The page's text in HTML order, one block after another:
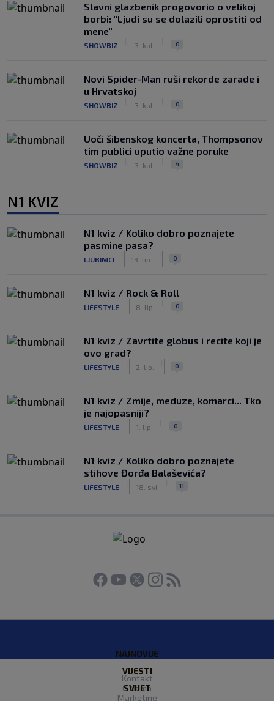
Slavni glazbenik progovorio o velikoj
borbi: "Ljudi su se dolazili oprostiti od
mene"
SHOWBIZ 3. kol. 0
Novi Spider-Man ruši rekorde zarade i
u Hrvatskoj
SHOWBIZ 3. kol. 0
Uoči šibenskog koncerta, Thompsonov
tim publici uputio važne poruke
SHOWBIZ 3. kol. 4
N1 KVIZ
N1 kviz / Koliko dobro poznajete
pasmine pasa?
LJUBIMCI 13. lip. 0
N1 kviz / Rock & Roll
LIFESTYLE 8. lip. 0
N1 kviz / Zavrtite globus i recite koji je
ovo grad?
LIFESTYLE 2. lip. 0
N1 kviz / Zmije, meduze, komarci... Tko
je najopasniji?
LIFESTYLE 1. lip. 0
N1 kviz / Koliko dobro poznajete
stihove Đorđa Balaševića?
LIFESTYLE 18. svi. 11
NAJNOVIJE
VIJESTI
SVIJET
Kontakt
O Nama
Marketing